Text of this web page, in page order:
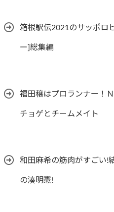
箱根駅伝2021のサッポロ
ー]総集編
福田穣はプロランナー！
チョゲとチームメイト
和田麻希の筋肉がすごい!
の湊明憲!